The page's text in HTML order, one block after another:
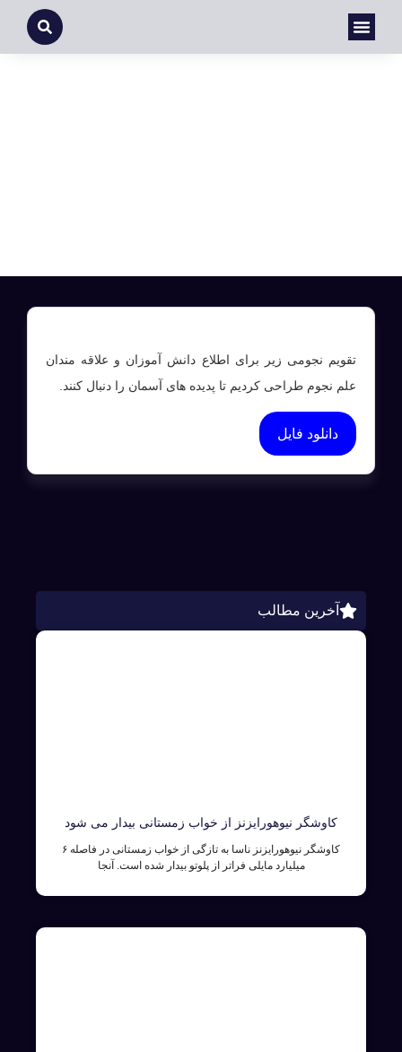
تقویم نجومی زیر برای اطلاع دانش آموزان و علاقه مندان
علم نجوم طراحی کردیم تا پدیده های آسمان را دنبال کنند.
دانلود فایل
آخرین مطالب
کاوشگر نیوهورایزنز از خواب زمستانی بیدار می شود
کاوشگر نیوهورایزنز ناسا به تازگی از خواب زمستانی در فاصله ۶
میلیارد مایلی فراتر از پلوتو بیدار شده است. آنجا